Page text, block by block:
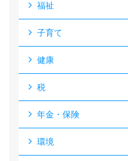
福祉
子育て
健康
税
年金・保険
環境